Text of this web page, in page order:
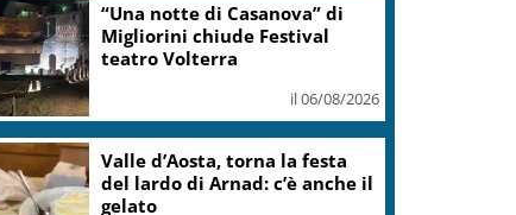
Europei Tuffi, Pellacani è
pokerissimo: 5 ori in 5 gare
Europeo Tuffi, Pellacani-Pizzini
oro nei 3mt sincro